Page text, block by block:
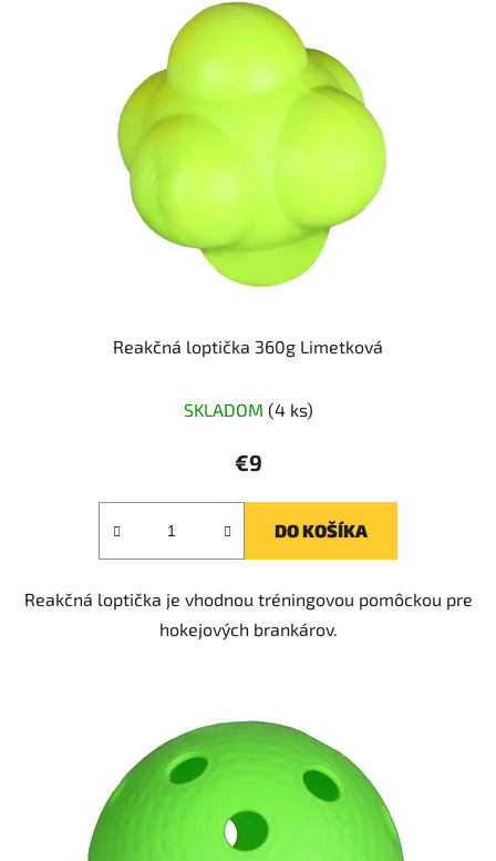
Reakčná loptička 360g Limetková
SKLADOM (4 ks)
€9
DO KOŠÍKA
Reakčná loptička je vhodnou tréningovou pomôckou pre
hokejových brankárov.